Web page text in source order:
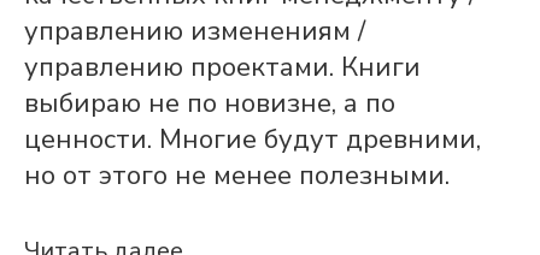
управлению изменениям /
управлению проектами. Книги
выбираю не по новизне, а по
ценности. Многие будут древними,
но от этого не менее полезными.